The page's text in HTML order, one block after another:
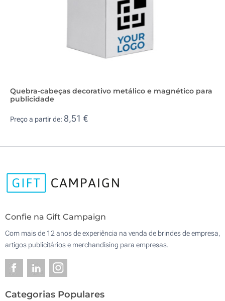
Quebra-cabeças decorativo metálico e magnético para
publicidade
Preço a partir de: 8,51 €
Confie na Gift Campaign
Com mais de 12 anos de experiência na venda de brindes de empresa,
artigos publicitários e merchandising para empresas.
Categorias Populares